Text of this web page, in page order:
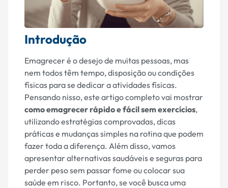
Introdução
Emagrecer é o desejo de muitas pessoas, mas
nem todos têm tempo, disposição ou condições
físicas para se dedicar a atividades físicas.
Pensando nisso, este artigo completo vai mostrar
como emagrecer rápido e fácil sem exercícios,
utilizando estratégias comprovadas, dicas
práticas e mudanças simples na rotina que podem
fazer toda a diferença. Além disso, vamos
apresentar alternativas saudáveis e seguras para
perder peso sem passar fome ou colocar sua
saúde em risco. Portanto, se você busca uma